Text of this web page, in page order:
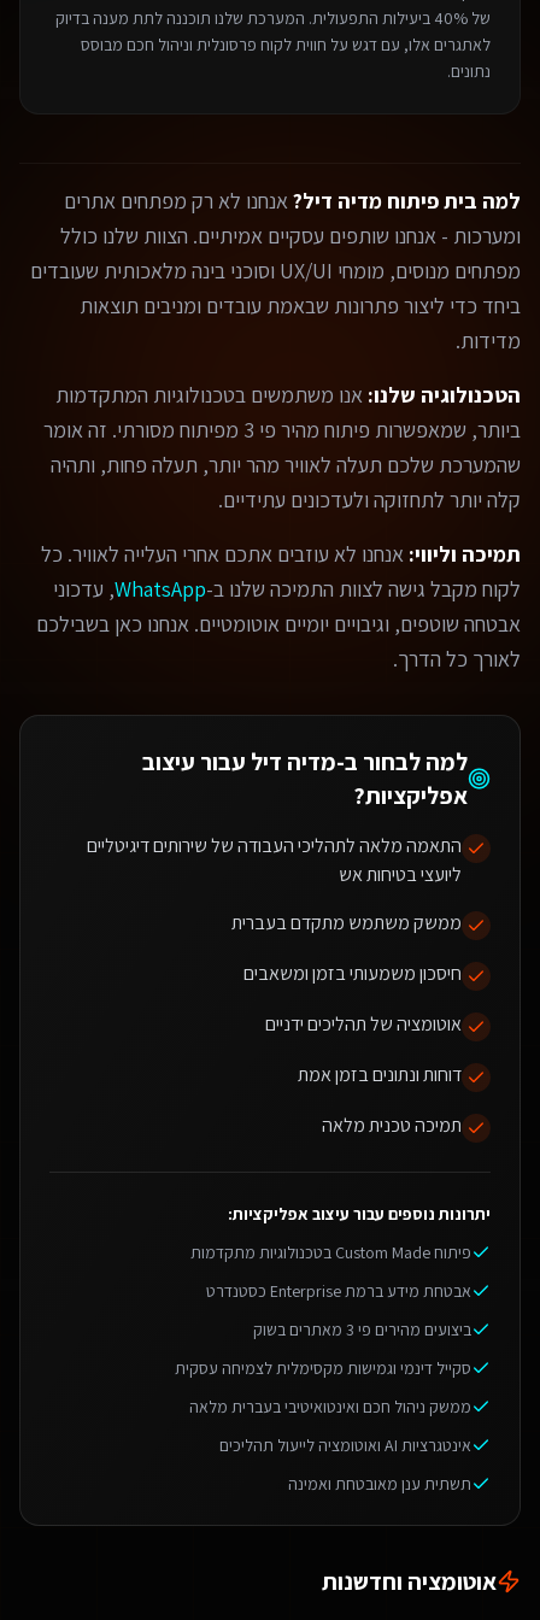
של 40% ביעילות התפעולית. המערכת שלנו תוכננה לתת מענה בדיוק
לאתגרים אלו, עם דגש על חווית לקוח פרסונלית וניהול חכם מבוסס
נתונים.
למה בית פיתוח מדיה דיל?אנחנו לא רק מפתחים אתרים
ומערכות - אנחנו שותפים עסקיים אמיתיים. הצוות שלנו כולל
מפתחים מנוסים, מומחי UX/UI וסוכני בינה מלאכותית שעובדים
ביחד כדי ליצור פתרונות שבאמת עובדים ומניבים תוצאות
מדידות.
הטכנולוגיה שלנו: אנו משתמשים בטכנולוגיות המתקדמות
ביותר, שמאפשרות פיתוח מהיר פי 3 מפיתוח מסורתי. זה אומר
שהמערכת שלכם תעלה לאוויר מהר יותר, תעלה פחות, ותהיה
קלה יותר לתחזוקה ולעדכונים עתידיים.
תמיכה וליווי: אנחנו לא עוזבים אתכם אחרי העלייה לאוויר. כל
לקוח מקבל גישה לצוות התמיכה שלנו ב-WhatsApp, עדכוני
אבטחה שוטפים, וגיבויים יומיים אוטומטיים. אנחנו כאן בשבילכם
לאורך כל הדרך.
למה לבחור ב-מדיה דיל עבור עיצוב
אפליקציות?
התאמה מלאה לתהליכי העבודה של שירותים דיגיטליים
ליועצי בטיחות אש
ממשק משתמש מתקדם בעברית
חיסכון משמעותי בזמן ומשאבים
אוטומציה של תהליכים ידניים
דוחות ונתונים בזמן אמת
תמיכה טכנית מלאה
יתרונות נוספים עבור עיצוב אפליקציות:
פיתוח Custom Made בטכנולוגיות מתקדמות
אבטחת מידע ברמת Enterprise כסטנדרט
ביצועים מהירים פי 3 מאתרים בשוק
סקייל דינמי וגמישות מקסימלית לצמיחה עסקית
ממשק ניהול חכם ואינטואיטיבי בעברית מלאה
אינטגרציות AI ואוטומציה לייעול תהליכים
תשתית ענן מאובטחת ואמינה
אוטומציה וחדשנות